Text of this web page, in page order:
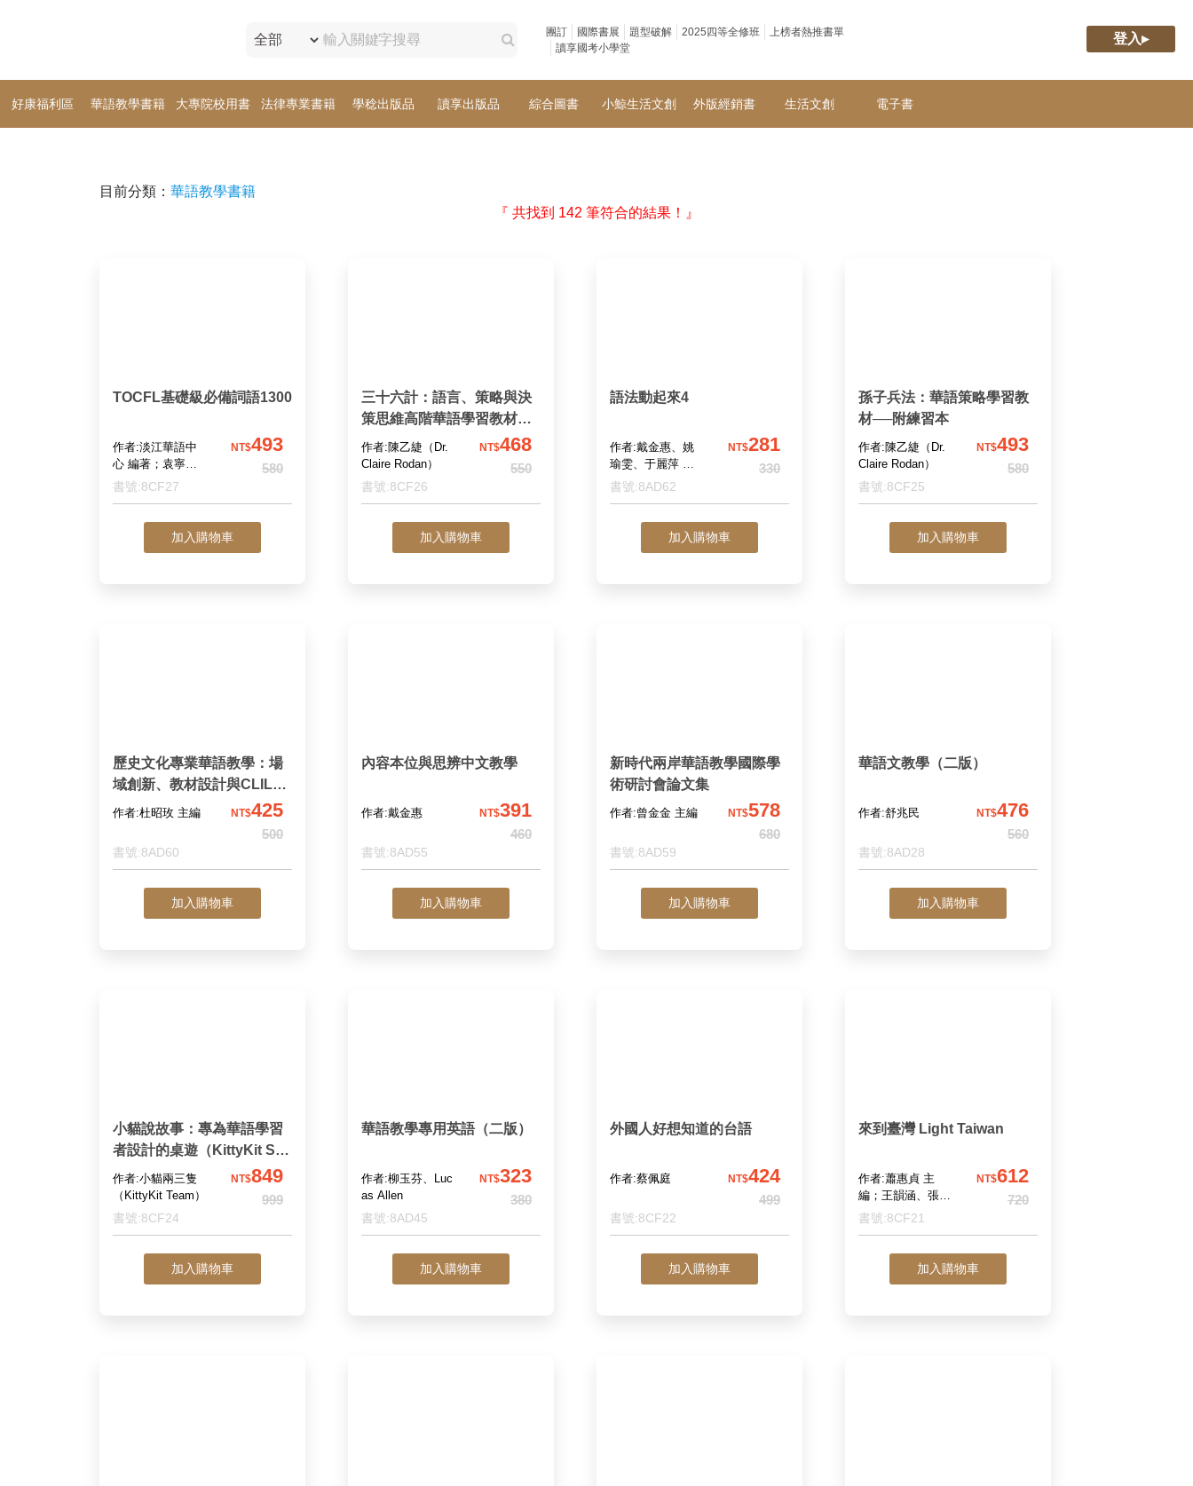
團訂 國際書展 題型破解 2025四等全修班
上榜者熱推書單
讀享國考小學堂
登入▸
好康福利區 華語教學書籍 大專院校用書 法律專業書籍 學稔出版品 讀享出版品 綜合圖書 小鯨生活文創 外版經銷書 生活文創 電子書
目前分類： 華語教學書籍
『 共找到 142 筆符合的結果！』
TOCFL基礎級必備詞語1300
作者:淡江華語中
心 編著；袁寧均
主編
NT$493
580
書號:8CF27
加入購物車
三十六計：語言、策略與決
策思維高階華語學習教材
（附教師手冊）（The Thirt
y-Six Stratagems: Advanc
ed Mandarin Textbook in L
anguage, Strategy, and De
cision-Making (with Instru
ctor's Guide)）
作者:陳乙緁（Dr.
Claire Rodan）
NT$468
550
書號:8CF26
加入購物車
語法動起來4
作者:戴金惠、姚
瑜雯、于麗萍 合
著
NT$281
330
書號:8AD62
加入購物車
孫子兵法：華語策略學習教
材──附練習本
作者:陳乙緁（Dr.
Claire Rodan）
NT$493
580
書號:8CF25
加入購物車
歷史文化專業華語教學：場
域創新、教材設計與CLIL實
踐
作者:杜昭玫 主編 NT$425
500
書號:8AD60
加入購物車
內容本位與思辨中文教學
作者:戴金惠 NT$391
460
書號:8AD55
加入購物車
新時代兩岸華語教學國際學
術研討會論文集
作者:曾金金 主編 NT$578
680
書號:8AD59
加入購物車
華語文教學（二版）
作者:舒兆民 NT$476
560
書號:8AD28
加入購物車
小貓說故事：專為華語學習
者設計的桌遊（KittyKit Sto
ry Time: a board game for
Chinese language learner
s）
作者:小貓兩三隻
（KittyKit Team）
NT$849
999
書號:8CF24
加入購物車
華語教學專用英語（二版）
作者:柳玉芬、Luc
as Allen
NT$323
380
書號:8AD45
加入購物車
外國人好想知道的台語
作者:蔡佩庭 NT$424
499
書號:8CF22
加入購物車
來到臺灣 Light Taiwan
作者:蕭惠貞 主
編；王韻涵、張聲
婷、黃于芮 副主
NT$612
720
書號:8CF21
加入購物車